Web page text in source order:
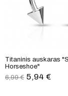
Titaninis auskaras
Horseshoe"
6,99 € 5,94 €